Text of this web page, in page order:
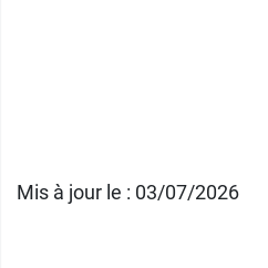
Mis à jour le : 03/07/2026